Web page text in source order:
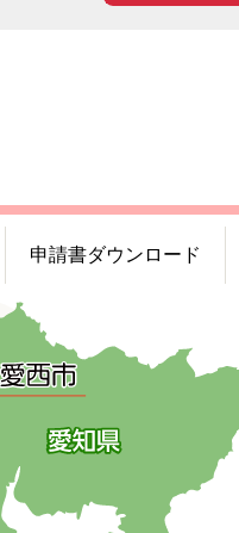
申請書ダウンロード